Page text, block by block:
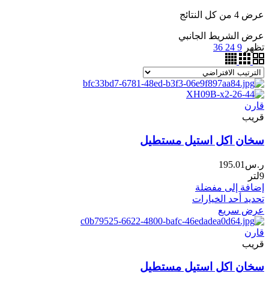
عرض ⁦4⁩ من كل النتائج
عرض الشريط الجانبي
تظهر 9
24
36
قارن
قريب
سخان اكل استيل مستطيل
ر.س 195.01
9لتر
إضافة إلى مفضلة
تحديد أحد الخيارات
عرض سريع
قارن
قريب
سخان اكل استيل مستطيل